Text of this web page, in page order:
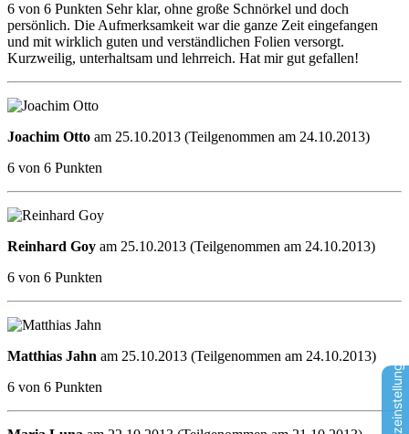
6 von 6 Punkten Sehr klar, ohne große Schnörkel und doch
persönlich. Die Aufmerksamkeit war die ganze Zeit eingefangen
und mit wirklich guten und verständlichen Folien versorgt.
Kurzweilig, unterhaltsam und lehrreich. Hat mir gut gefallen!
Joachim Otto am 25.10.2013 (Teilgenommen am 24.10.2013)
6 von 6 Punkten
Reinhard Goy am 25.10.2013 (Teilgenommen am 24.10.2013)
6 von 6 Punkten
Matthias Jahn am 25.10.2013 (Teilgenommen am 24.10.2013)
6 von 6 Punkten